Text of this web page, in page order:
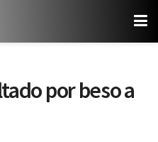
por beso a